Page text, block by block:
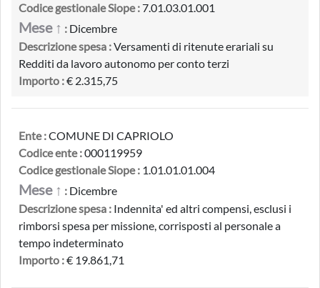
Codice gestionale Siope :7.01.03.01.001
Mese ↑ : Dicembre
Descrizione spesa :Versamenti di ritenute erariali su
Redditi da lavoro autonomo per conto terzi
Importo :€ 2.315,75
Ente :COMUNE DI CAPRIOLO
Codice ente :000119959
Codice gestionale Siope : 1.01.01.01.004
Mese ↑ : Dicembre
Descrizione spesa : Indennita' ed altri compensi, esclusi i
rimborsi spesa per missione, corrisposti al personale a
tempo indeterminato
Importo :€ 19.861,71